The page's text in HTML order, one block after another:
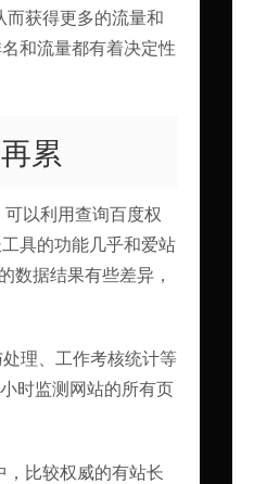
获得更多的流量和
和流量都有着决定性
累
可以利用查询百度权
具的功能几乎和爱站
数据结果有些差异，
理、工作考核统计等
时监测网站的所有页
，比较权威的有站长